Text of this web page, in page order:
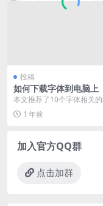
投稿
如何下载字体到电脑上
字体下载网站推荐）
本文推荐了10个字体相关的
网站，在浏览文章前，强烈
设网的字体导航，集...
1 年前
加入官方QQ群
点击加群